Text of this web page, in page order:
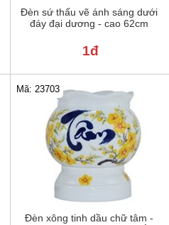
Đèn sứ thấu vẽ ánh sáng dưới
đáy đại dương - cao 62cm
1đ
Đèn xông tinh dầu chữ tâm -
Mã: 23703